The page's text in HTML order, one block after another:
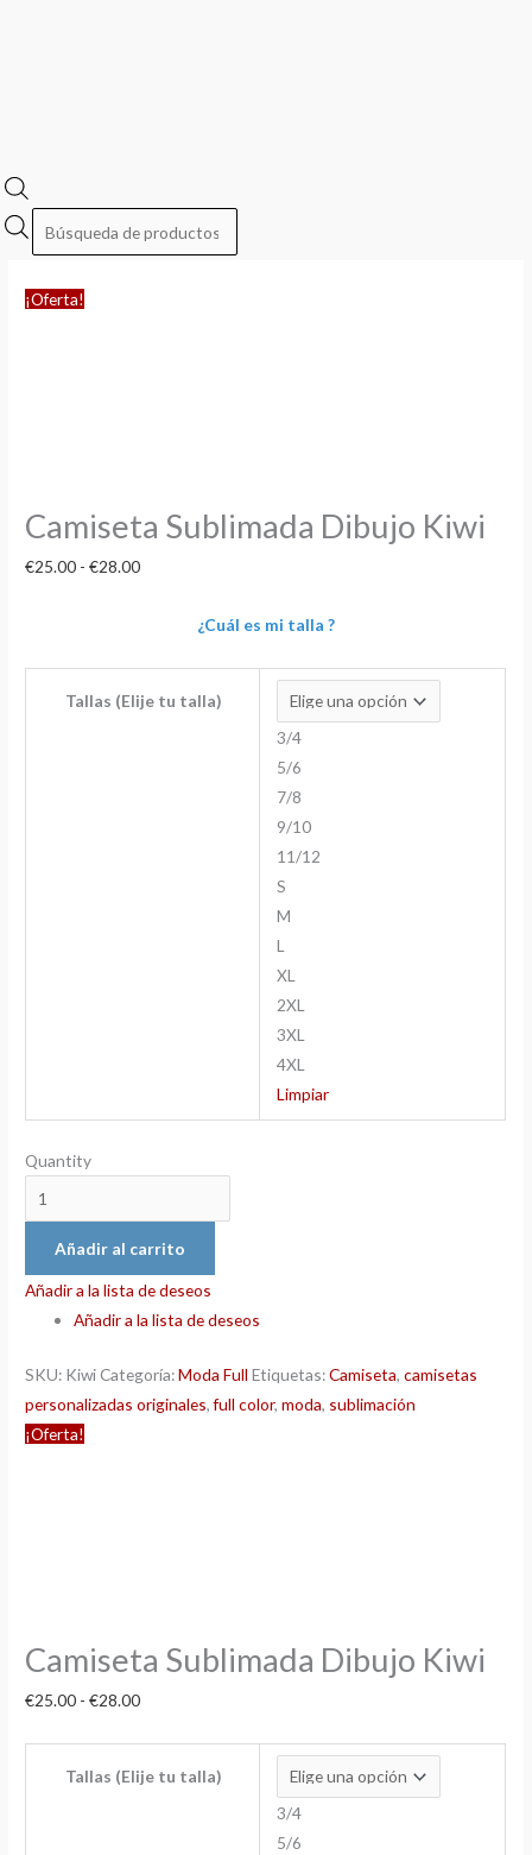
¡Oferta!
Camiseta Sublimada Dibujo Kiwi
€25.00 - €28.00
¿Cuál es mi talla ?
Tallas (Elije tu talla)
3/4
5/6
7/8
9/10
11/12
S
M
L
XL
2XL
3XL
4XL
Limpiar
Quantity
Añadir al carrito
Añadir a la lista de deseos
Añadir a la lista de deseos
SKU: Kiwi Categoría:Moda Full Etiquetas:Camiseta,camisetas
personalizadas originales,full color,moda, sublimación
¡Oferta!
Camiseta Sublimada Dibujo Kiwi
€25.00 - €28.00
Tallas (Elije tu talla)
3/4
5/6